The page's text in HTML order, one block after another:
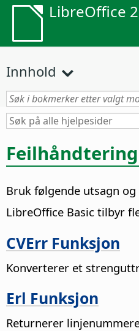
LibreOffice
Innhold
Bruk følgende utsagn
LibreOffice Basic tilbyr
CVErr Funksjon
Konverterer et
Erl Funksjon
Returnerer